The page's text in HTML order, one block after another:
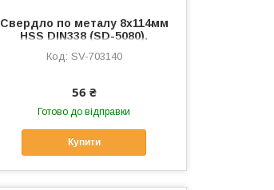
Свердло по металу 8x114мм
HSS DIN338 (SD-5080),
703140
SV-703140
56 ₴
Готово до відправки
Купити